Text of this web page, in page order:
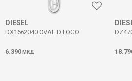
DIESEL
DX1662040 OVAL D LOGO
6.390 МКД